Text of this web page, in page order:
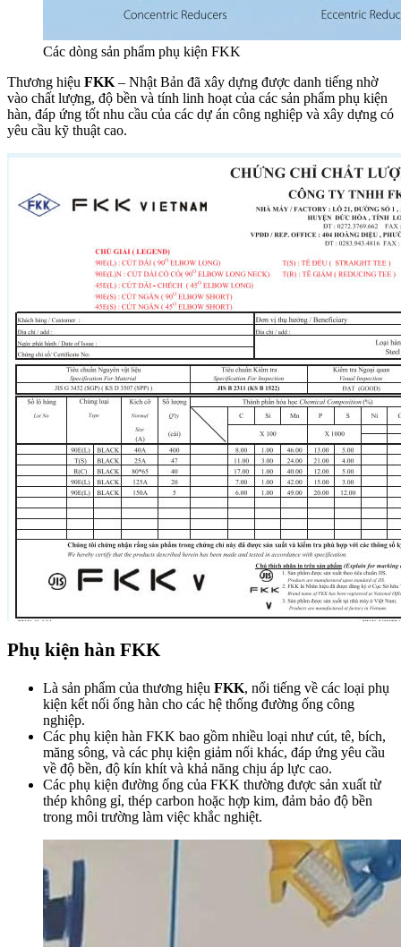
Các dòng sản phẩm phụ kiện FKK
Thương hiệu FKK – Nhật Bản đã xây dựng được danh tiếng nhờ
vào chất lượng, độ bền và tính linh hoạt của các sản phẩm phụ kiện
hàn, đáp ứng tốt nhu cầu của các dự án công nghiệp và xây dựng có
yêu cầu kỹ thuật cao.
Phụ kiện hàn FKK
Là sản phẩm của thương hiệu FKK, nổi tiếng về các loại phụ
kiện kết nối ống hàn cho các hệ thống đường ống công
nghiệp.
Các phụ kiện hàn FKK bao gồm nhiều loại như cút, tê, bích,
măng sông, và các phụ kiện giảm nối khác, đáp ứng yêu cầu
về độ bền, độ kín khít và khả năng chịu áp lực cao.
Các phụ kiện đường ống của FKK thường được sản xuất từ
thép không gỉ, thép carbon hoặc hợp kim, đảm bảo độ bền
trong môi trường làm việc khắc nghiệt.